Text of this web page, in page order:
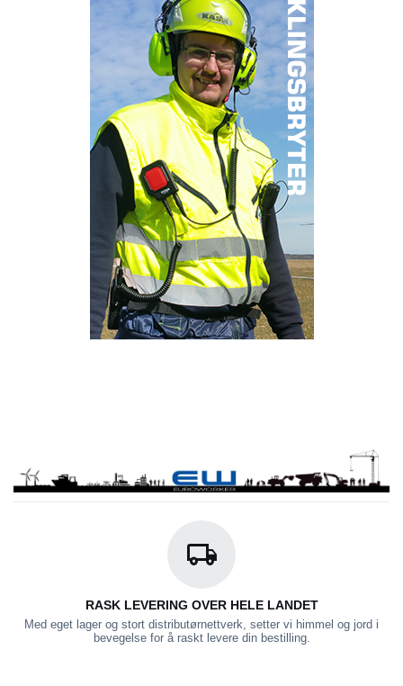
RASK LEVERING OVER HELE LANDET
Med eget lager og stort distributørnettverk, setter vi himmel og jord i
bevegelse for å raskt levere din bestilling.